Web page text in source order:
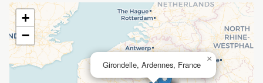
Girondelle, Ardennes, France
×
+
−